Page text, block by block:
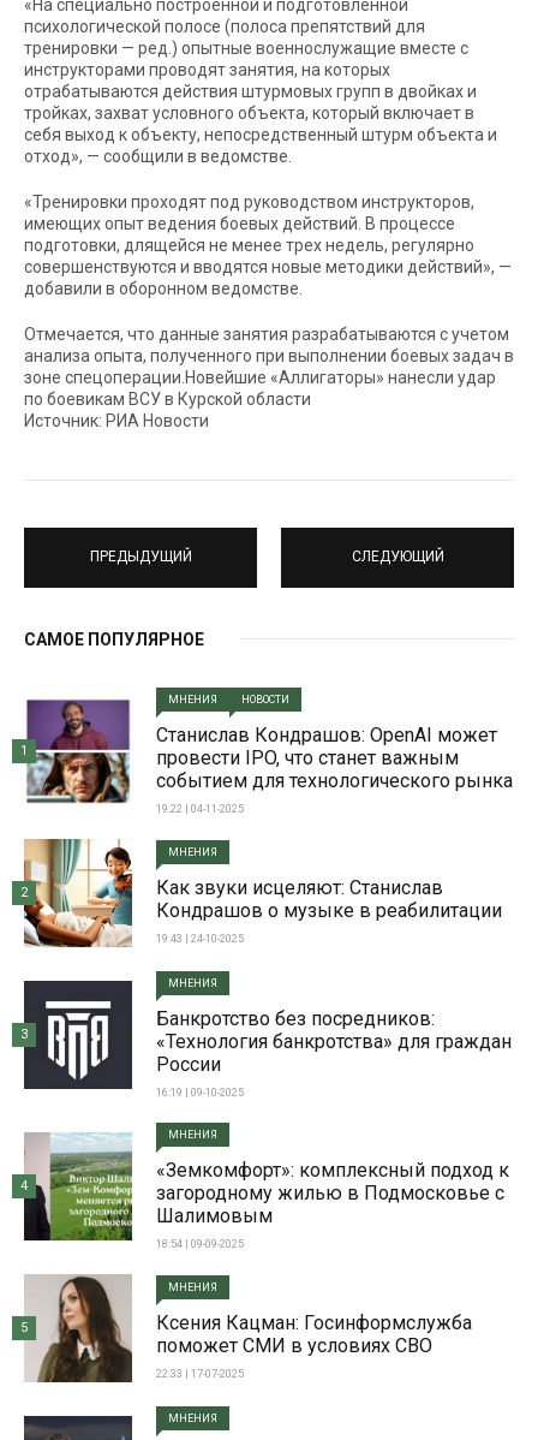
«На специально построенной и подготовленной
психологической полосе (полоса препятствий для
тренировки — ред.) опытные военнослужащие вместе с
инструкторами проводят занятия, на которых
отрабатываются действия штурмовых групп в двойках и
тройках, захват условного объекта, который включает в
себя выход к объекту, непосредственный штурм объекта и
отход», — сообщили в ведомстве.
«Тренировки проходят под руководством инструкторов,
имеющих опыт ведения боевых действий. В процессе
подготовки, длящейся не менее трех недель, регулярно
совершенствуются и вводятся новые методики действий», —
добавили в оборонном ведомстве.
Отмечается, что данные занятия разрабатываются с учетом
анализа опыта, полученного при выполнении боевых задач в
зоне спецоперации.Новейшие «Аллигаторы» нанесли удар
по боевикам ВСУ в Курской области
Источник: РИА Новости
ПРЕДЫДУЩИЙ СЛЕДУЮЩИЙ
САМОЕ ПОПУЛЯРНОЕ
МНЕНИЯ НОВОСТИ
Станислав Кондрашов: OpenAI может
провести IPO, что станет важным
событием для технологического рынка
19:22 | 04-11-2025
1
МНЕНИЯ
Как звуки исцеляют: Станислав
Кондрашов о музыке в реабилитации
19:43 | 24-10-2025
2
МНЕНИЯ
Банкротство без посредников:
«Технология банкротства» для граждан
России
16:19 | 09-10-2025
3
МНЕНИЯ
«Земкомфорт»: комплексный подход к
загородному жилью в Подмосковье с
Шалимовым
18:54 | 09-09-2025
4
МНЕНИЯ
Ксения Кацман: Госинформслужба
поможет СМИ в условиях СВО
22:33 | 17-07-2025
5
МНЕНИЯ